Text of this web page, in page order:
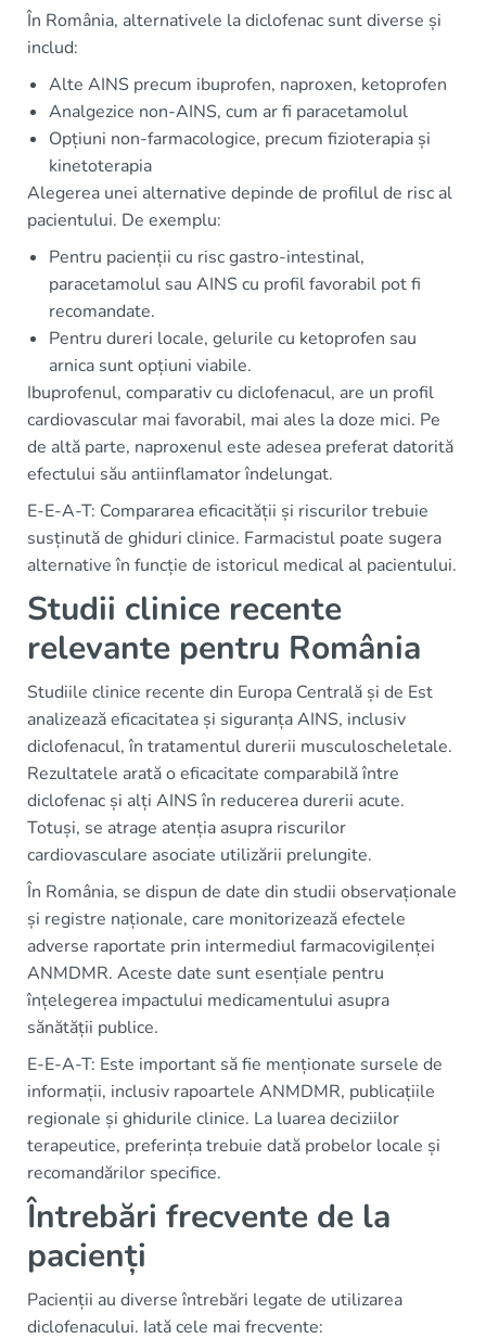
În România, alternativele la diclofenac sunt diverse și
includ:
Alte AINS precum ibuprofen, naproxen, ketoprofen
Analgezice non-AINS, cum ar fi paracetamolul
Opțiuni non-farmacologice, precum fizioterapia și
kinetoterapia
Alegerea unei alternative depinde de profilul de risc al
pacientului. De exemplu:
Pentru pacienții cu risc gastro-intestinal,
paracetamolul sau AINS cu profil favorabil pot fi
recomandate.
Pentru dureri locale, gelurile cu ketoprofen sau
arnica sunt opțiuni viabile.
Ibuprofenul, comparativ cu diclofenacul, are un profil
cardiovascular mai favorabil, mai ales la doze mici. Pe
de altă parte, naproxenul este adesea preferat datorită
efectului său antiinflamator îndelungat.
E-E-A-T: Compararea eficacității și riscurilor trebuie
susținută de ghiduri clinice. Farmacistul poate sugera
alternative în funcție de istoricul medical al pacientului.
Studii clinice recente
relevante pentru România
Studiile clinice recente din Europa Centrală și de Est
analizează eficacitatea și siguranța AINS, inclusiv
diclofenacul, în tratamentul durerii musculoscheletale.
Rezultatele arată o eficacitate comparabilă între
diclofenac și alți AINS în reducerea durerii acute.
Totuși, se atrage atenția asupra riscurilor
cardiovasculare asociate utilizării prelungite.
În România, se dispun de date din studii observaționale
și registre naționale, care monitorizează efectele
adverse raportate prin intermediul farmacovigilenței
ANMDMR. Aceste date sunt esențiale pentru
înțelegerea impactului medicamentului asupra
sănătății publice.
E-E-A-T: Este important să fie menționate sursele de
informații, inclusiv rapoartele ANMDMR, publicațiile
regionale și ghidurile clinice. La luarea deciziilor
terapeutice, preferința trebuie dată probelor locale și
recomandărilor specifice.
Întrebări frecvente de la
pacienți
Pacienții au diverse întrebări legate de utilizarea
diclofenacului. Iată cele mai frecvente: